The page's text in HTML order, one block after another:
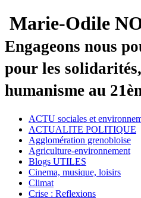
Marie-Odile
Engageons nous
pour les
humanisme au
ACTU sociales et
ACTUALITE POLITIQUE
Agglomération grenobloise
Agriculture-environnement
Blogs UTILES
Cinema, musique, loisirs
Climat
Crise : Reflexions